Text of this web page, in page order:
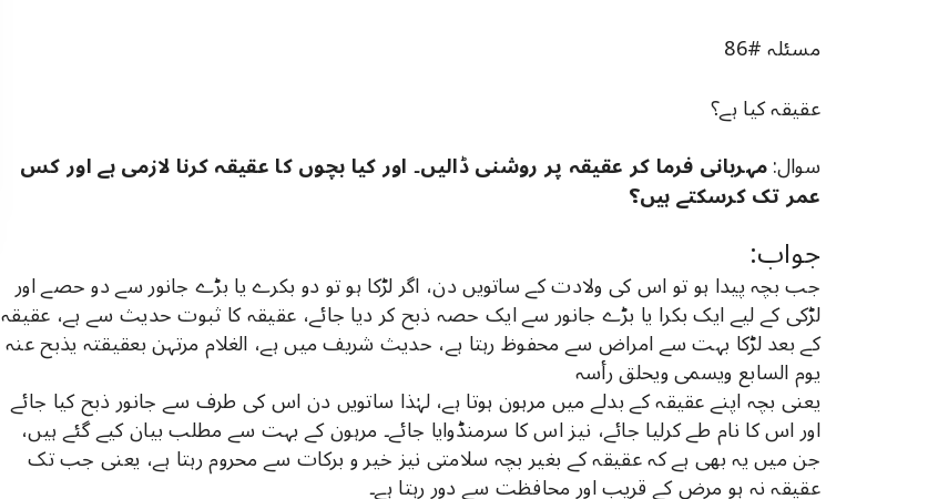
مسئلہ #86
عقیقہ کیا ہے؟
سوال:مہربانی فرما کر عقیقہ پر روشنی ڈالیں۔ اور کیا بچوں کا عقیقہ کرنا لازمی ہے اور کس
عمر تک کرسکتے ہیں؟
جواب:
جب بچہ پیدا ہو تو اس کی ولادت کے ساتویں دن، اگر لڑکا ہو تو دو بکرے یا بڑے جانور سے دو حصے اور
لڑکی کے لیے ایک بکرا یا بڑے جانور سے ایک حصہ ذبح کر دیا جائے، عقیقہ کا ثبوت حدیث سے ہے، عقیقہ
کے بعد لڑکا بہت سے امراض سے محفوظ رہتا ہے، حدیث شریف میں ہے، الغلام مرتہن بعقیقتہ یذبح عنہ
یوم السابع ویسمی ویحلق رأسہ
یعنی بچہ اپنے عقیقہ کے بدلے میں مرہون ہوتا ہے، لہٰذا ساتویں دن اس کی طرف سے جانور ذبح کیا جائے
اور اس کا نام طے کرلیا جائے، نیز اس کا سرمنڈوایا جائے۔ مرہون کے بہت سے مطلب بیان کیے گئے ہیں،
جن میں یہ بھی ہے کہ عقیقہ کے بغیر بچہ سلامتی نیز خیر و برکات سے محروم رہتا ہے، یعنی جب تک
عقیقہ نہ ہو مرض کے قریب اور محافظت سے دور رہتا ہے۔